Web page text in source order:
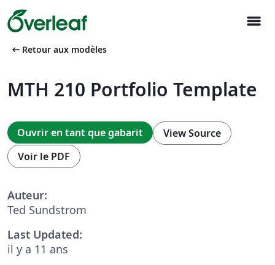
menu
arrow_left_alt Retour aux modèles
MTH 210 Portfolio Template
Ouvrir en tant que gabarit
View Source
Voir le PDF
Auteur:
Ted Sundstrom
Last Updated:
il y a 11 ans